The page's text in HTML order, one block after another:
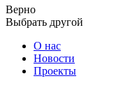
Верно
Выбрать другой
О нас
Новости
Проекты